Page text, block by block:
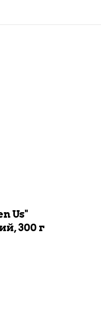
Us"
300 г